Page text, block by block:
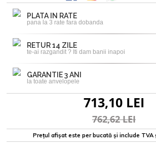
PLATA IN RATE
pana la 3 rate fara dobanda
RETUR 14 ZILE
te-ai razgandit ? Iti dam banii inapoi
GARANTIE 3 ANI
la toate anvelopele
713,10 LEI
762,62 LEI
Prețul afișat este per bucată și include TVA